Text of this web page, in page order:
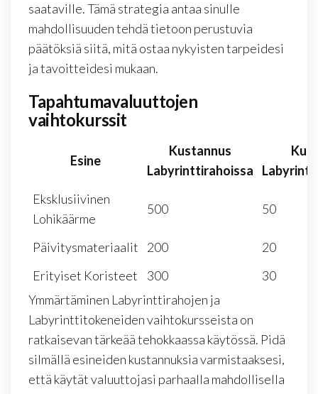
saataville. Tämä strategia antaa sinulle
mahdollisuuden tehdä tietoon perustuvia
päätöksiä siitä, mitä ostaa nykyisten tarpeidesi
ja tavoitteidesi mukaan.
Tapahtumavaluuttojen
vaihtokurssit
Esine
Kustannus
Labyrinttirahoissa
Eksklusiivinen
Lohikäärme
500 50
Päivitysmateriaalit 200
20
Erityiset Koristeet
300
30
Ymmärtäminen Labyrinttirahojen ja
Labyrinttitokeneiden vaihtokursseista on
ratkaisevan tärkeää tehokkaassa käytössä. Pidä
silmällä esineiden kustannuksia varmistaaksesi,
että käytät valuuttojasi parhaalla mahdollisella